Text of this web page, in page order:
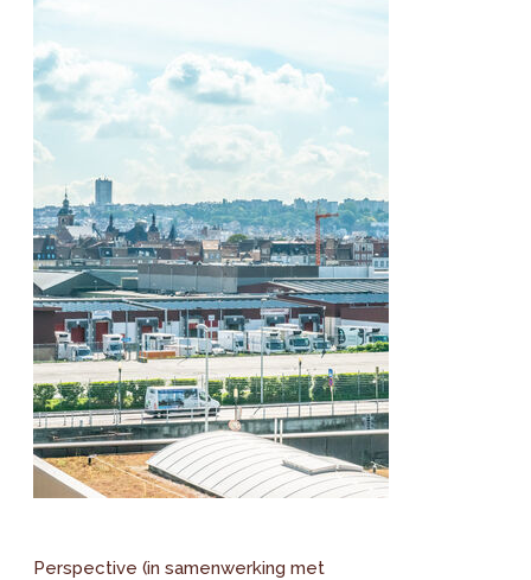
Perspective (in samenwerking met